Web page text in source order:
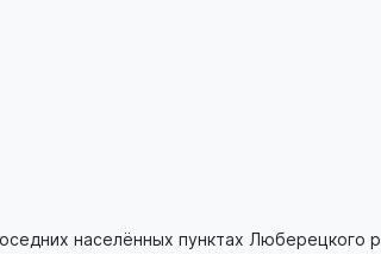
населённых пунктах